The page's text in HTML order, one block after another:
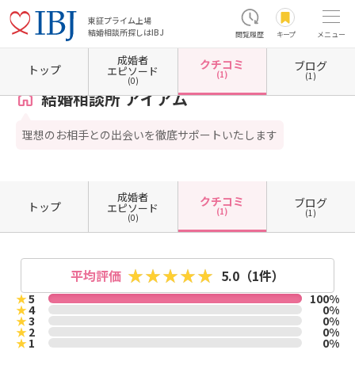
東証プライム上場
結婚相談所探しはIBJ
閲覧履歴 キープ メニュー
ホーム 滋賀県の結婚相談所 滋賀県草津市 結婚相談所 アイアム クチコミ一覧
結婚相談所 アイアム
理想のお相手との出会いを徹底サポートいたします
トップ
成婚者
エピソード
(0)
クチコミ
(1)
ブログ
(1)
トップ
成婚者
エピソード
(0)
クチコミ
(1)
ブログ
(1)
平均評価 5.0 （1件）
★5 100%
★4 0%
★3 0%
★2 0%
★1 0%